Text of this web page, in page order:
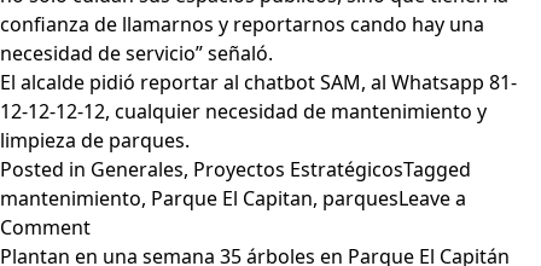
confianza de llamarnos y reportarnos cando hay una
necesidad de servicio” señaló.
El alcalde pidió reportar al chatbot SAM, al Whatsapp 81-
12-12-12-12, cualquier necesidad de mantenimiento y
limpieza de parques.
Posted in Generales, Proyectos EstratégicosTagged
mantenimiento, Parque El Capitan, parquesLeave a
Commenton
Presenta
Plantan en una semana 35 árboles en Parque El Capitán